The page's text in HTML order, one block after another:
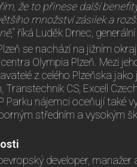
že to přinese další
množství zásilek a
,“ říká Luděk Drnec,
se nachází na jižním
Olympia Plzeň. Mezi
z celého Plzeňska
Transtechnik CS, Excell
Parku nájemci oceňují také
středním a vysokým
developer,